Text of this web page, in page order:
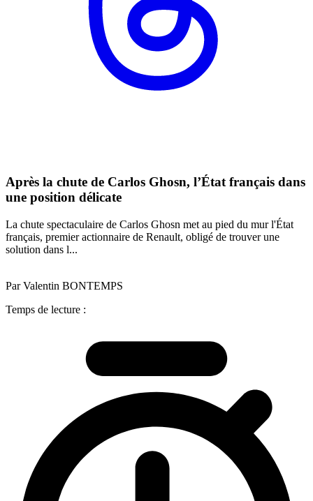
Après la chute de Carlos Ghosn, l’État français dans
une position délicate
La chute spectaculaire de Carlos Ghosn met au pied du mur l'État
français, premier actionnaire de Renault, obligé de trouver une
solution dans l...
Par Valentin BONTEMPS
Temps de lecture :